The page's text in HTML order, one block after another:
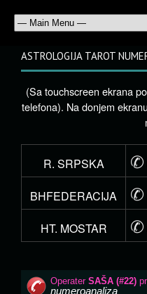
ASTROLOGIJA TAROT
(Sa touchscreen ekrana
telefona). Na donjem
R. SRPSKA ✆
BHFEDERACIJA
✆
HT. MOSTAR
✆